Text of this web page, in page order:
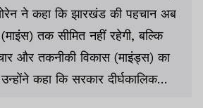
ने कहा कि झारखंड की पहचान अब
तक सीमित नहीं रहेगी, बल्कि
और तकनीकी विकास (माइंड्स) का
कहा कि सरकार दीर्घकालिक